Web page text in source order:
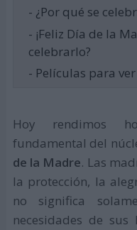
- ¿Por qué se
- ¡Feliz Día de la
celebrarlo?
- Películas para
Hoy rendimos
fundamental del
de la Madre. Las
la protección, la
no significa
necesidades de